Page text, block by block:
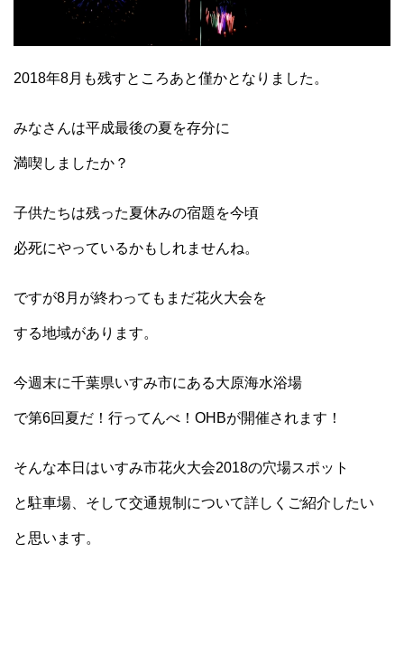
2018年8月も残すところあと僅かとなりました。
みなさんは平成最後の夏を存分に
満喫しましたか？
子供たちは残った夏休みの宿題を今頃
必死にやっているかもしれませんね。
ですが8月が終わってもまだ花火大会を
する地域があります。
今週末に千葉県いすみ市にある大原海水浴場
で第6回夏だ！行ってんべ！OHBが開催されます！
そんな本日はいすみ市花火大会2018の穴場スポット
と駐車場、そして交通規制について詳しくご紹介したい
と思います。